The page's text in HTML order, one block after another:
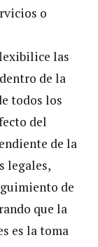
o
las
de la
todos los
del
de la
legales,
de
que la
es la toma